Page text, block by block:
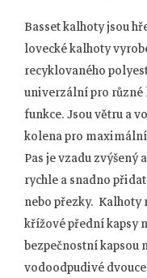
Basset kalhoty jsou
lovecké kalhoty
recyklovaného
univerzální pro různé
funkce. Jsou větru a
kolena pro maximální
Pas je vzadu zvýšený
rychle a snadno
nebo přezky. Kalhoty
křížové přední kapsy
bezpečnostní kapsou
vodoodpudivé